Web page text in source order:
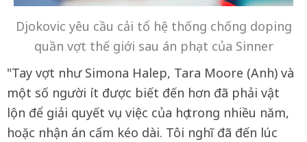
Djokovic yêu cầu cải tổ hệ thống chống doping
quần vợt thế giới sau án phạt của Sinner
"Tay vợt như Simona Halep, Tara Moore (Anh) và
một số người ít được biết đến hơn đã phải vật
lộn để giải quyết vụ việc của họ trong nhiều năm,
hoặc nhận án cấm kéo dài. Tôi nghĩ đã đến lúc